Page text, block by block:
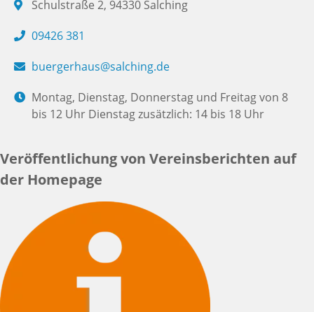
Schulstraße 2, 94330 Salching
09426 381
buergerhaus@salching.de
Montag, Dienstag, Donnerstag und Freitag von 8
bis 12 Uhr Dienstag zusätzlich: 14 bis 18 Uhr
Veröffentlichung von Vereinsberichten auf
der Homepage